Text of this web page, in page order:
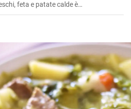
feta e patate calde è